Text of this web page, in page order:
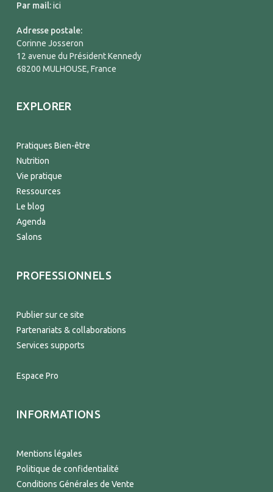
Par mail:ici
Adresse postale:
Corinne Josseron
12 avenue du Président Kennedy
68200 MULHOUSE, France
EXPLORER
Pratiques Bien-être
Nutrition
Vie pratique
Ressources
Le blog
Agenda
Salons
PROFESSIONNELS
Publier sur ce site
Partenariats & collaborations
Services supports
Espace Pro
INFORMATIONS
Mentions légales
Politique de confidentialité
Conditions Générales de Vente